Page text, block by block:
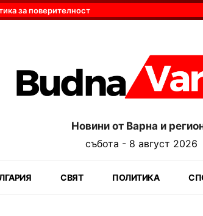
за поверителност
Новини от Варна и
събота - 8 август 2026
СВЯТ ПОЛИТИКА